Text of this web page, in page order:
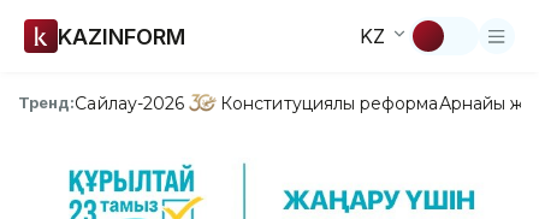
KAZINFORM KZ
Тренд:Сайлау-2026 Конституциялық реформаАрнайы